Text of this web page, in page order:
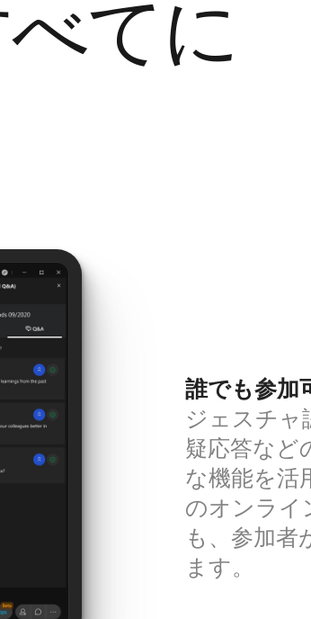
てに
誰でも参加
ジェスチャ
疑応答など
な機能を活
のオンライ
も、参加者
ます。